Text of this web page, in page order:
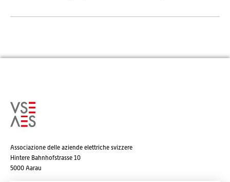
Associazione delle aziende elettriche svizzere
Hintere Bahnhofstrasse 10
5000 Aarau